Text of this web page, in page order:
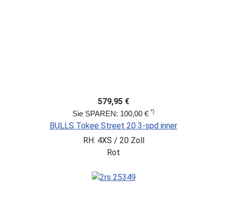
579,95 €
Sie SPAREN: 100,00 € *)
BULLS Tokee Street 20 3-spd inner
RH: 4XS / 20 Zoll
Rot